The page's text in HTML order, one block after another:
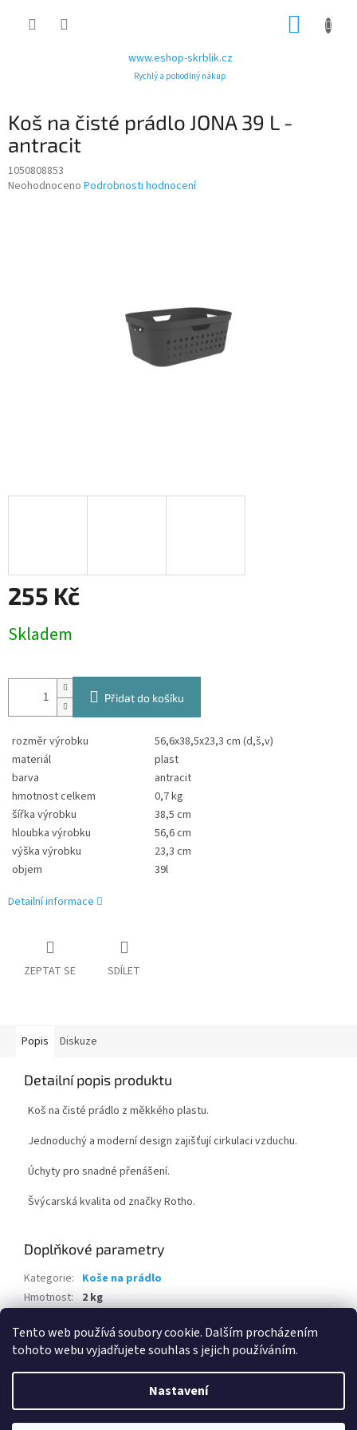
Tento web používá soubory cookie. Dalším procházením
tohoto webu vyjadřujete souhlas s jejich používáním.
Nastavení
www.eshop-skrblik.cz
Rychlý a pohodlný nákup
Koš na čisté prádlo JONA 39 L -
antracit
1050808853
Průměrné
Neohodnoceno Podrobnosti hodnocení
255 Kč
cena:
Skladem
Přidat do košíku
rozměr výrobku
56,6x38,5x23,3 cm (d,š,v)
materiál
plast
barva
antracit
hmotnost celkem
0,7 kg
šířka výrobku
38,5 cm
hloubka výrobku
56,6 cm
výška výrobku
23,3 cm
objem
39l
Detailní informace
ZEPTAT SE SDÍLET
Popis Diskuze
Detailní popis produktu
Koš na čisté prádlo z měkkého plastu.
Jednoduchý a moderní design zajišťují cirkulaci vzduchu.
Úchyty pro snadné přenášení.
Švýcarská kvalita od značky Rotho.
Doplňkové parametry
Kategorie: Koše na prádlo
Hmotnost: 2 kg
Vytvořil Shoptet